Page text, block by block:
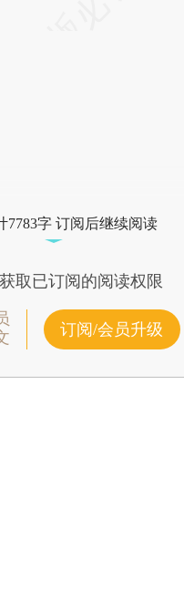
7783字 订阅后继续阅读
取已订阅的阅读权限
订阅/会员升级